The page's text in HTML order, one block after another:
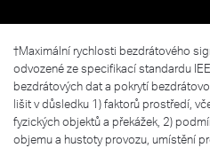
†Maximální rychlosti bezdrátového
odvozené ze specifikací standardu
bezdrátových dat a pokrytí
lišit v důsledku 1) faktorů prostředí,
fyzických objektů a překážek, 2)
objemu a hustoty provozu, umístění